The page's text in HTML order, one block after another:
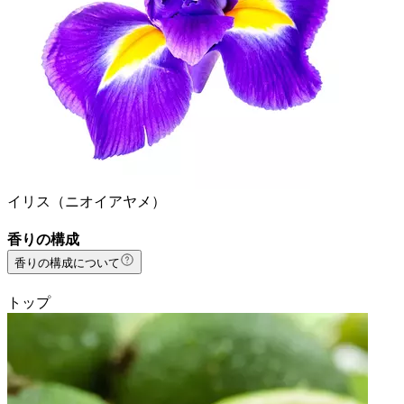
イリス（ニオイアヤメ）
香りの構成
香りの構成について
トップ